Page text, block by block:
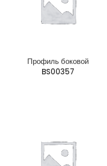
Профиль боковой
BS00357